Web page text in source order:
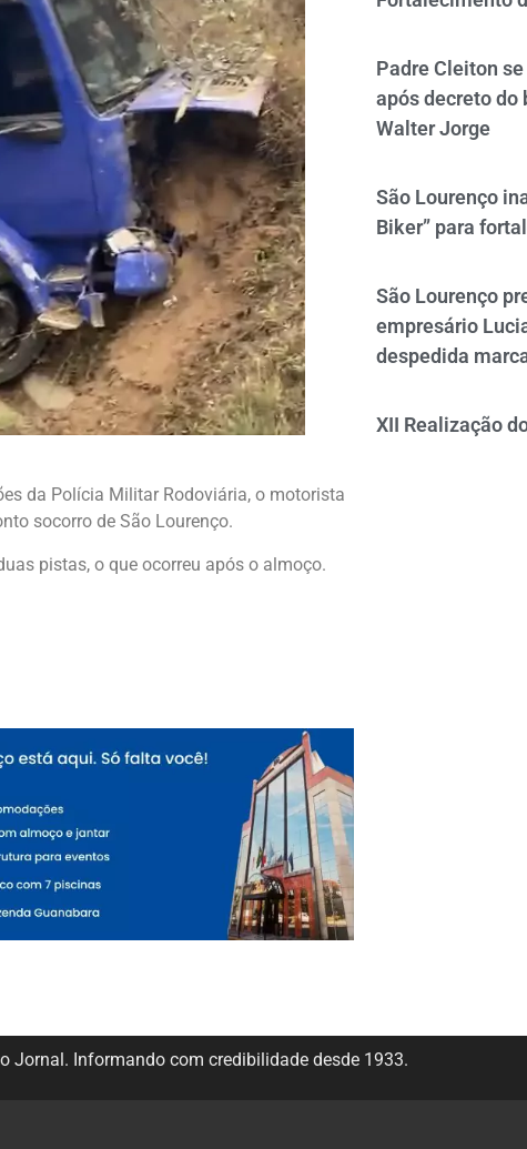
da Polícia Militar Rodoviária, o motorista
socorro de São Lourenço.
pistas, o que ocorreu após o almoço.
Padre Cleiton
após decreto do
Walter Jorge
São Lourenço
Biker” para
São Lourenço
empresário
despedida
XII Realização
Jornal. Informando com credibilidade desde 1933.